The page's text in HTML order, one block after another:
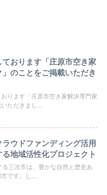
おります「庄原市空き家
のことをご掲載いただき
ります「庄原市空き家解決専門家
ただきまし...
ウドファンディング活用
地域活性化プロジェクト
三次市は、豊かな自然と歴史あ
です。し...